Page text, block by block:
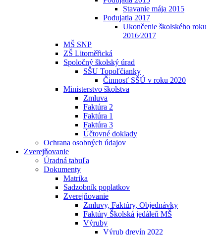
Stavanie mája 2015
Podujatia 2017
Ukončenie školského roku
2016⁄2017
MŠ SNP
ZŠ Litoměřická
Spoločný školský úrad
SŠU Topoľčianky
Činnosť SŠÚ v roku 2020
Ministerstvo školstva
Zmluva
Faktúra 2
Faktúra 1
Faktúra 3
Účtovné doklady
Ochrana osobných údajov
Zverejňovanie
Úradná tabuľa
Dokumenty
Matrika
Sadzobník poplatkov
Zverejňovanie
Zmluvy, Faktúry, Objednávky
Faktúry Školská jedáleň MŠ
Výruby
Výrub drevín 2022